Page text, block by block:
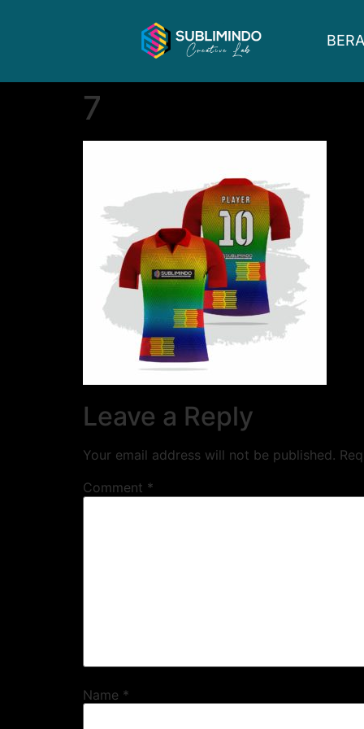
7
Leave a Reply
Your email address will not be published.
Comment *
Name *